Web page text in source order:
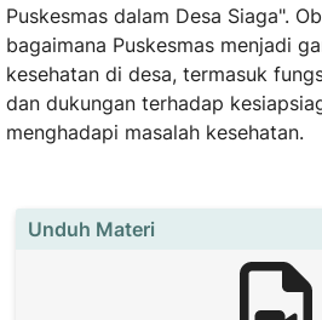
Puskesmas dalam Desa Siaga".
bagaimana Puskesmas menjadi
kesehatan di desa, termasuk
dan dukungan terhadap
menghadapi masalah kesehatan.
Unduh Materi